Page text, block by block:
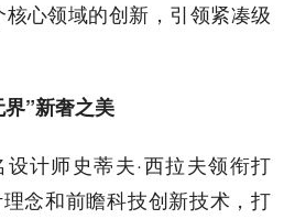
心领域的创新，引领紧凑级
”新奢之美
计师史蒂夫·西拉夫领衔打
念和前瞻科技创新技术，打